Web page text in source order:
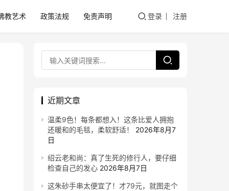
教艺术 政策法规 免责声明 登录 注册
近期文章
温柔9色！每条都想入！这条比爱人拥抱
还暖和的毛毯，柔软舒适！
2026年8月7
日
绍云老和尚：真了生死的修行人，要仔细
检查自己的发心 2026年8月7日
这朱砂手串太便宜了！才79元，就图走个